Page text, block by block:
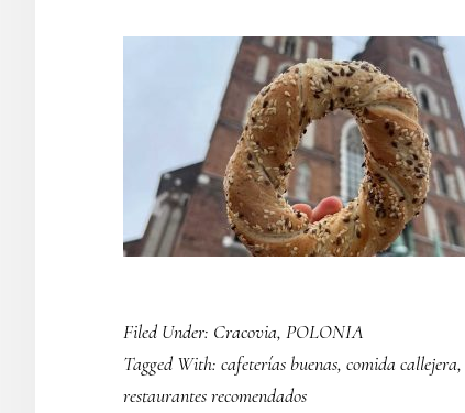
Filed Under: Cracovia, POLONIA
Tagged With: cafeterías buenas, comida callejera,
restaurantes recomendados